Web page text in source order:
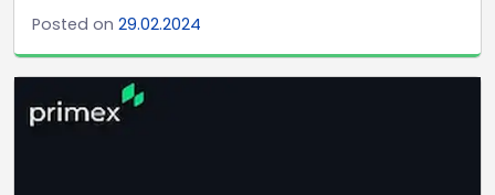
Posted on 29.02.2024